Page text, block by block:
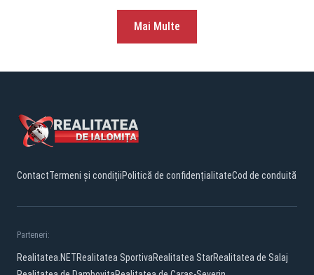
Mai Multe
ContactTermeni și condițiiPolitică de confidențialitateCod de conduită
Parteneri:
Realitatea.NETRealitatea SportivaRealitatea StarRealitatea de Salaj